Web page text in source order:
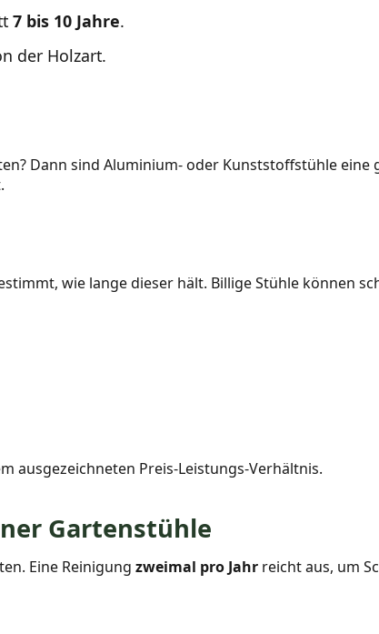
7 bis 10 Jahre.
der Holzart.
Dann sind Aluminium- oder Kunststoffstühle eine
wie lange dieser hält. Billige Stühle können
ausgezeichneten Preis-Leistungs-Verhältnis.
Gartenstühle
Eine Reinigung zweimal pro Jahr reicht aus, um